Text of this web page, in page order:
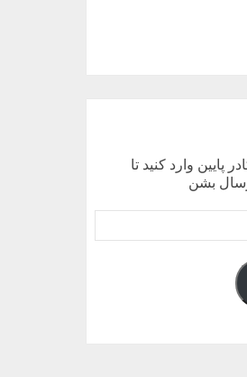
پایین وارد کنید تا
بشن